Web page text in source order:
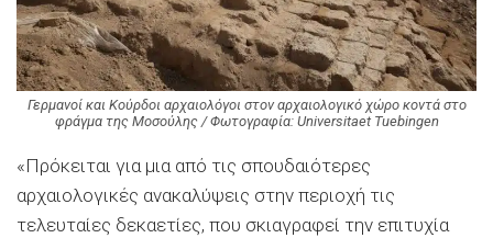
Γερμανοί και Κούρδοι αρχαιολόγοι στον αρχαιολογικό χώρο κοντά στο
φράγμα της Μοσούλης / Φωτογραφία: Universitaet Tuebingen
«Πρόκειται για μια από τις σπουδαιότερες
αρχαιολογικές ανακαλύψεις στην περιοχή τις
τελευταίες δεκαετίες, που σκιαγραφεί την επιτυχία